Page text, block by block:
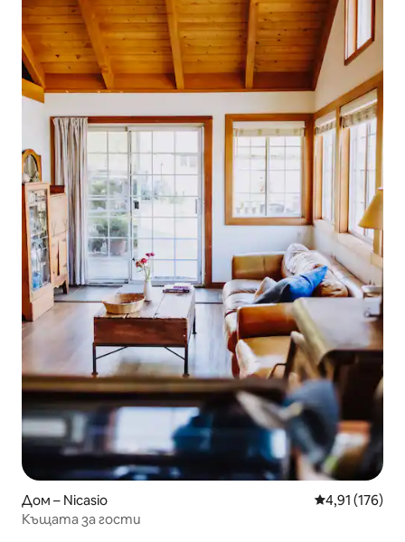
Дом – Nicasio Средна
4,91 (176)
Къщата за гости